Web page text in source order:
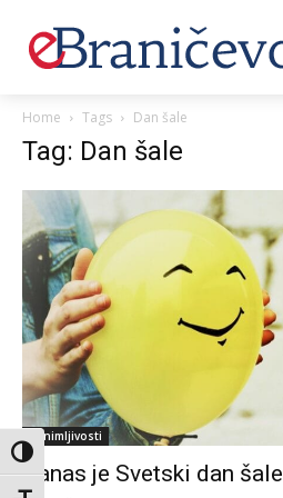
Toggle High Contrast
Home Tags Dan šale
Tag: Dan šale
Zanimljivosti
Danas je Svetski dan šale